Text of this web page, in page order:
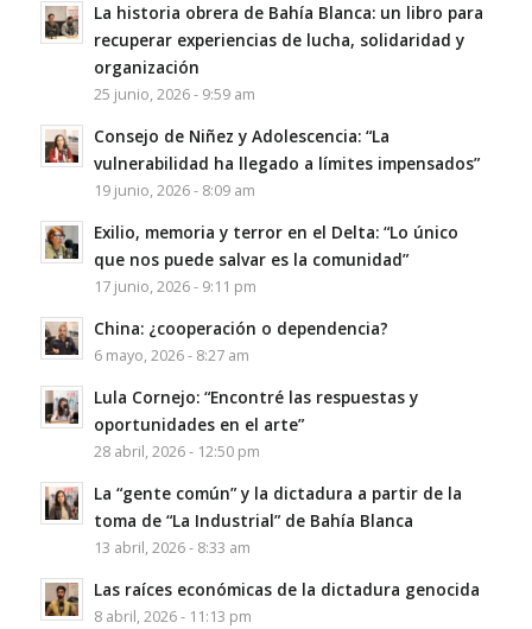
La historia obrera de Bahía Blanca: un libro para
recuperar experiencias de lucha, solidaridad y
organización
25 junio, 2026 - 9:59 am
Consejo de Niñez y Adolescencia: “La
vulnerabilidad ha llegado a límites impensados”
19 junio, 2026 - 8:09 am
Exilio, memoria y terror en el Delta: “Lo único
que nos puede salvar es la comunidad”
17 junio, 2026 - 9:11 pm
China: ¿cooperación o dependencia?
6 mayo, 2026 - 8:27 am
Lula Cornejo: “Encontré las respuestas y
oportunidades en el arte”
28 abril, 2026 - 12:50 pm
La “gente común” y la dictadura a partir de la
toma de “La Industrial” de Bahía Blanca
13 abril, 2026 - 8:33 am
Las raíces económicas de la dictadura genocida
8 abril, 2026 - 11:13 pm